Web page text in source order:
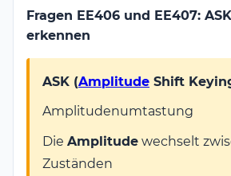
Fragen EE406 und EE407:
erkennen
ASK (Amplitude Shift
Amplitudenumtastung
Die Amplitude wechselt
Zuständen